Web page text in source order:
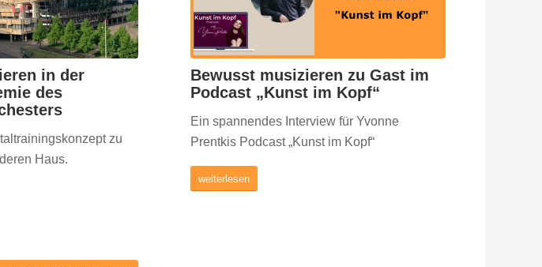
in der
des
zu
Haus.
Bewusst musizieren zu Gast im
Podcast „Kunst im Kopf“
Ein spannendes Interview für Yvonne
Prentkis Podcast „Kunst im Kopf“
weiterlesen